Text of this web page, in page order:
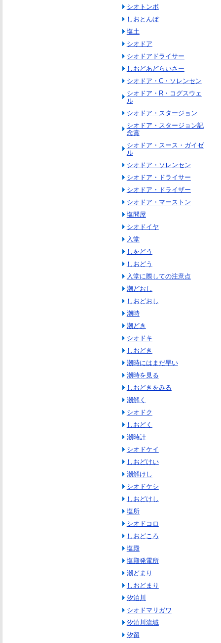
シオトンボ
しおとんぼ
塩土
シオドア
シオドアドライサー
しおどあどらいさー
シオドア・C・ソレンセン
シオドア・R・コグスウェ
ル
シオドア・スタージョン
シオドア・スタージョン記
念賞
シオドア・スース・ガイゼ
ル
シオドア・ソレンセン
シオドア・ドライサー
シオドア・ドライザー
シオドア・マーストン
塩問屋
シオドイヤ
入堂
しをどう
しおどう
入堂に際しての注意点
潮どおし
しおどおし
潮時
潮どき
シオドキ
しおどき
潮時にはまだ早い
潮時を見る
しおどきをみる
潮解く
シオドク
しおどく
潮時計
シオドケイ
しおどけい
潮解けし
シオドケシ
しおどけし
塩所
シオドコロ
しおどころ
塩殿
塩殿発電所
潮どまり
しおどまり
汐泊川
シオドマリガワ
汐泊川流域
汐留